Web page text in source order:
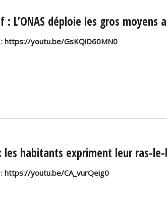
L’ONAS déploie les gros moyens
https://youtu.be/GsKQiD60MN0
les habitants expriment leur ras-
https://youtu.be/CA_vurQeig0